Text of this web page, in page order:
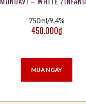
750ml/9,4%
450.000₫
MUA NGAY